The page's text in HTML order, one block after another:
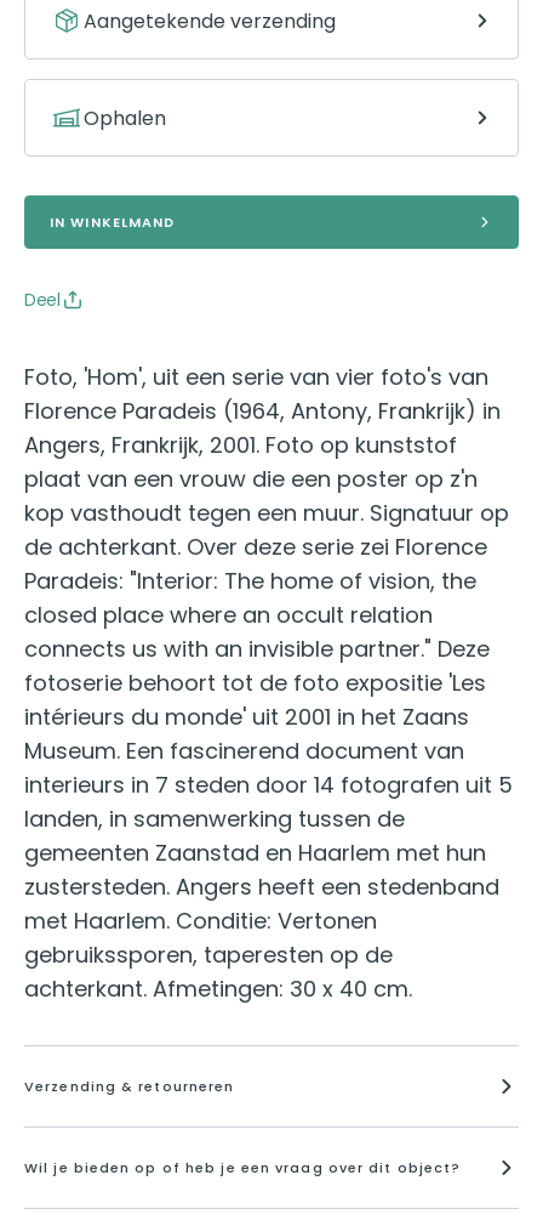
Aangetekende verzending
Ophalen
IN WINKELMAND
Deel
Foto, 'Hom', uit een serie van vier foto's van
Florence Paradeis (1964, Antony, Frankrijk) in
Angers, Frankrijk, 2001. Foto op kunststof
plaat van een vrouw die een poster op z'n
kop vasthoudt tegen een muur. Signatuur op
de achterkant. Over deze serie zei Florence
Paradeis: "Interior: The home of vision, the
closed place where an occult relation
connects us with an invisible partner." Deze
fotoserie behoort tot de foto expositie 'Les
intérieurs du monde' uit 2001 in het Zaans
Museum. Een fascinerend document van
interieurs in 7 steden door 14 fotografen uit 5
landen, in samenwerking tussen de
gemeenten Zaanstad en Haarlem met hun
zustersteden. Angers heeft een stedenband
met Haarlem. Conditie: Vertonen
gebruikssporen, taperesten op de
achterkant. Afmetingen: 30 x 40 cm.
Verzending & retourneren
Wil je bieden op of heb je een vraag over dit object?